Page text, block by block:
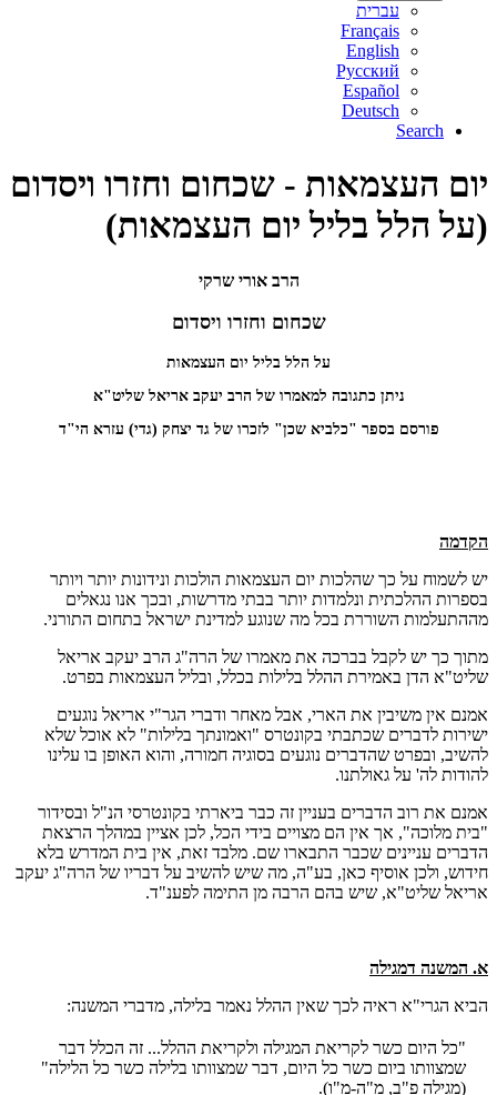
עברית
Français
English
Русский
Español
Deutsch
Search
יום העצמאות - שכחום וחזרו ויסדום
(על הלל בליל יום העצמאות)
הרב אורי שרקי
שכחום וחזרו ויסדום
על הלל בליל יום העצמאות
ניתן כתגובה למאמרו של הרב יעקב אריאל שליט"א
פורסם בספר "כלביא שכן" לזכרו של גד יצחק (גדי) עזרא הי"ד
הקדמה
יש לשמוח על כך שהלכות יום העצמאות הולכות ונידונות יותר ויותר
בספרות ההלכתית ונלמדות יותר בבתי מדרשות, ובכך אנו נגאלים
מההתעלמות השוררת בכל מה שנוגע למדינת ישראל בתחום התורני.
מתוך כך יש לקבל בברכה את מאמרו של הרה"ג הרב יעקב אריאל
שליט"א הדן באמירת ההלל בלילות בכלל, ובליל העצמאות בפרט.
אמנם אין משיבין את הארי, אבל מאחר ודברי הגר"י אריאל נוגעים
ישירות לדברים שכתבתי בקונטרס "ואמונתך בלילות" לא אוכל שלא
להשיב, ובפרט שהדברים נוגעים בסוגיה חמורה, והוא האופן בו עלינו
להודות לה' על גאולתנו.
אמנם את רוב הדברים בעניין זה כבר ביארתי בקונטרסי הנ"ל ובסידור
"בית מלוכה", אך אין הם מצויים בידי הכל, לכן אציין במהלך הרצאת
הדברים עניינים שכבר התבארו שם. מלבד זאת, אין בית המדרש בלא
חידוש, ולכן אוסיף כאן, בע"ה, מה שיש להשיב על דבריו של הרה"ג יעקב
אריאל שליט"א, שיש בהם הרבה מן התימה לפענ"ד.
א. המשנה דמגילה
הביא הגרי"א ראיה לכך שאין ההלל נאמר בלילה, מדברי המשנה:
"כל היום כשר לקריאת המגילה ולקריאת ההלל... זה הכלל דבר
שמצוותו ביום כשר כל היום, דבר שמצוותו בלילה כשר כל הלילה"
(מגילה פ"ב, מ"ה-מ"ו).